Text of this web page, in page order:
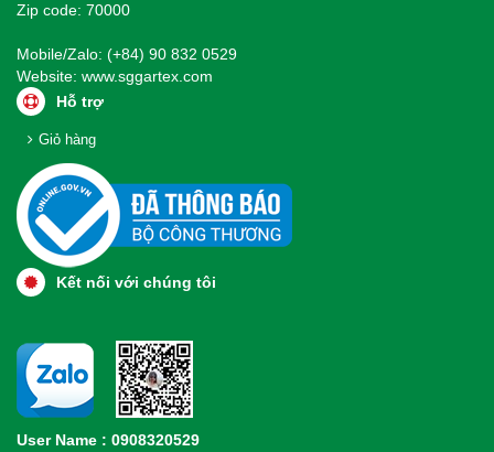
Zip code: 70000
Mobile/Zalo: (+84) 90 832 0529
Website: www.sggartex.com
Hỗ trợ
Giỏ hàng
Kết nối với chúng tôi
User Name : 0908320529